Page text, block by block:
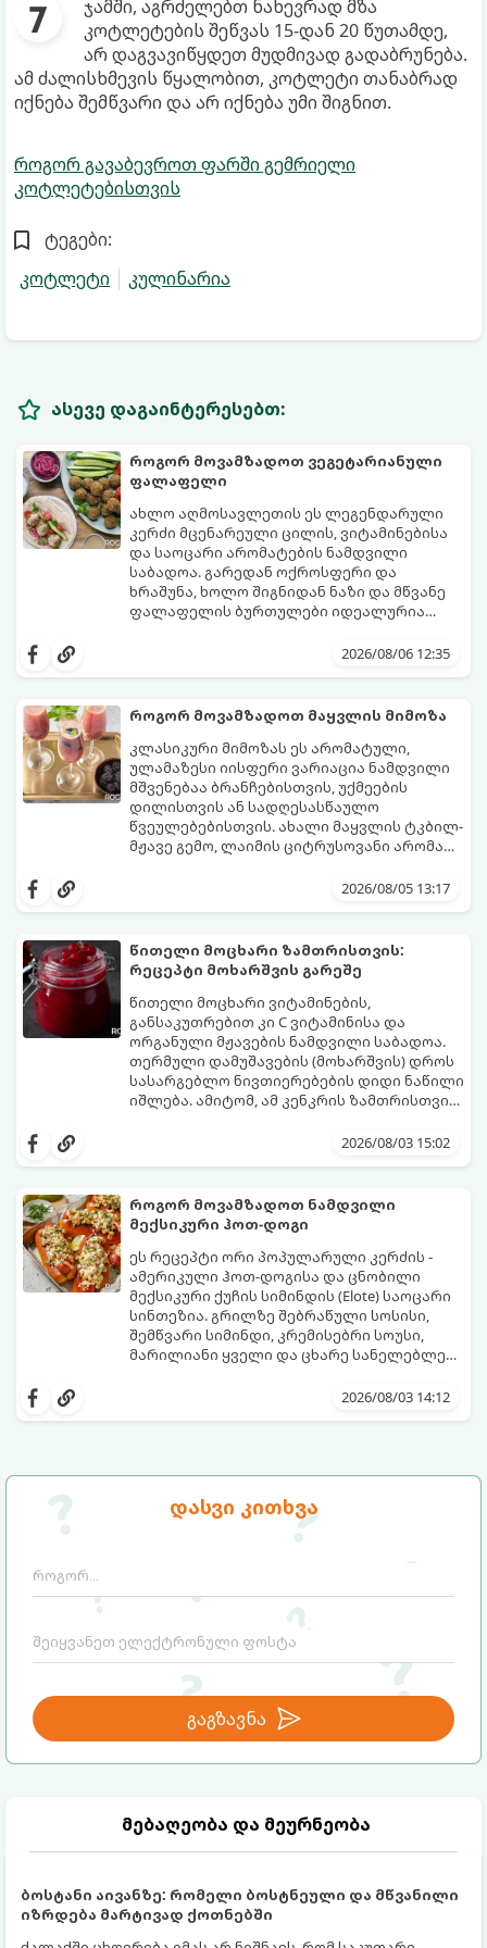
დასვი კითხვა
გაგზავნა
მებაღეობა და მეურნეობა
ბოსტანი აივანზე: რომელი ბოსტნეული და მწვანილი
იზრდება მარტივად ქოთნებში
ჯამში, აგრძელებთ ნახევრად მზა
კოტლეტების შეწვას 15-დან 20 წუთამდე,
არ დაგვავიწყდეთ მუდმივად გადაბრუნება.
ამ ძალისხმევის წყალობით, კოტლეტი თანაბრად
იქნება შემწვარი და არ იქნება უმი შიგნით.
როგორ გავაბევროთ ფარში გემრიელი
კოტლეტებისთვის
ტეგები:
კოტლეტი
კულინარია
ასევე დაგაინტერესებთ:
როგორ მოვამზადოთ ვეგეტარიანული
ფალაფელი
ახლო აღმოსავლეთის ეს ლეგენდარული
კერძი მცენარეული ცილის, ვიტამინებისა
და საოცარი არომატების ნამდვილი
საბადოა. გარედან ოქროსფერი და
ხრაშუნა, ხოლო შიგნიდან ნაზი და მწვანე
ფალაფელის ბურთულები იდეალურია
სალათებთან ერთად ან ტახინის (სესამის)
მდგომარეობს, რომ გამოიყენება
შეწვისას ფორმა იდეალურად შეინარჩუნოს
და არ დაიშალოს.
მომზადების დრო: 20 წუთი (დამატებით
მუხუდოს ჩალბობის დრო: 12-24 საათი)
შეწვის დრო: 10–15 წუთი ულუფა: 20–24 ცალი
ბურთულა (4–6 პორცია)
2026/08/06 12:35
როგორ მოვამზადოთ მაყვლის მიმოზა
კლასიკური მიმოზას ეს არომატული,
ულამაზესი იისფერი ვარიაცია ნამდვილი
მშვენებაა ბრანჩებისთვის, უქმეების
დილისთვის ან სადღესასწაულო
წვეულებებისთვის. ახალი მაყვლის ტკბილ-
მჟავე გემო, ლაიმის ციტრუსოვანი არომატი
საოცრად დახვეწილ და მაგრილებელ
და მის მომზადებას მინიმალური
პორცია
2026/08/05 13:17
წითელი მოცხარი ზამთრისთვის:
რეცეპტი მოხარშვის გარეშე
წითელი მოცხარი ვიტამინების,
განსაკუთრებით კი C ვიტამინისა და
ორგანული მჟავების ნამდვილი საბადოა.
თერმული დამუშავების (მოხარშვის) დროს
სასარგებლო ნივთიერებების დიდი ნაწილი
იშლება. ამიტომ, ამ კენკრის ზამთრისთვის
მომზადებაა - მოხარშვის გარეშე.
ბუნებრივ, კაშკაშა გემოს, არომატს და
2026/08/03 15:02
როგორ მოვამზადოთ ნამდვილი
მექსიკური ჰოთ-დოგი
ეს რეცეპტი ორი პოპულარული კერძის -
ამერიკული ჰოთ-დოგისა და ცნობილი
მექსიკური ქუჩის სიმინდის (Elote) საოცარი
სინთეზია. გრილზე შებრაწული სოსისი,
შემწვარი სიმინდი, კრემისებრი სოუსი,
მარილიანი ყველი და ცხარე სანელებლები
წვეულებებისთვის, ბარბექიუსთვის ან
ულუფა: 8 პორცია
2026/08/03 14:12